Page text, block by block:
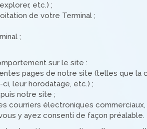
etc.) ;
de votre Terminal ;
;
sur le site :
pages de notre site (telles que
leur horodatage, etc.) ;
notre site ;
courriers électroniques
y ayez consenti de façon préalable.